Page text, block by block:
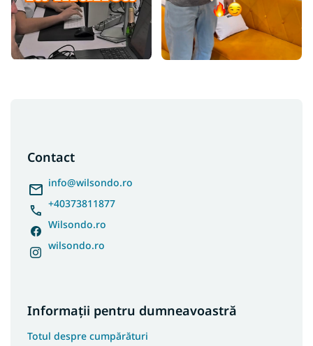
Contact
info@wilsondo.ro
+40373811877
Wilsondo.ro
wilsondo.ro
Informații pentru dumneavoastră
Totul despre cumpărături